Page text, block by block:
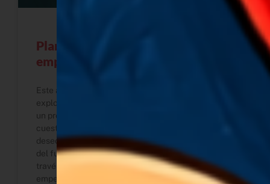
Plan de vida consciente: cómo
empezar de nuevo con intención
Este artículo, en colaboración con Canva, se
explora cómo construir un plan de vida consciente,
un proceso íntimo y honesto que invita a pausar,
cuestionar creencias heredadas y conectar con los
deseos propios. No se trata de diseñar cada detalle
del futuro, sino de encontrar claridad y dirección a
través de las preguntas correctas. Una guía para
empezar de nuevo con intención y crear una vida